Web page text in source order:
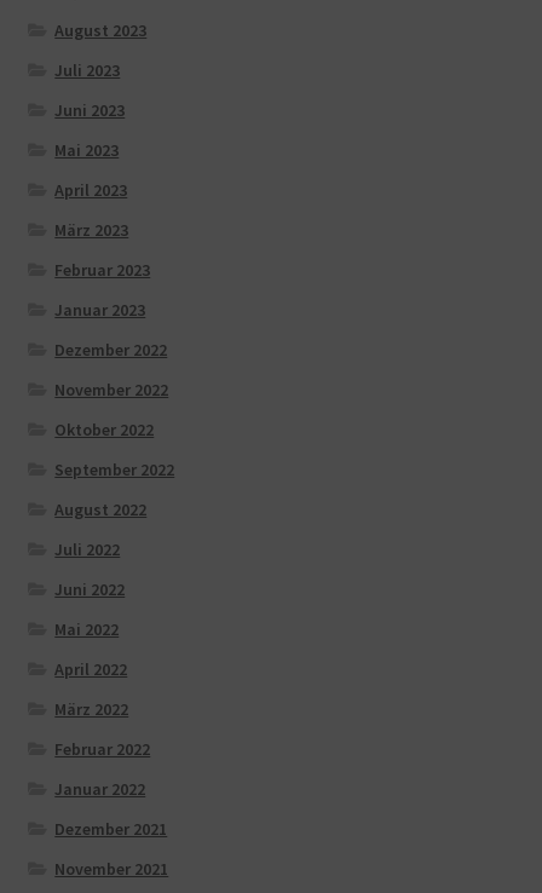
August 2023
Juli 2023
Juni 2023
Mai 2023
April 2023
März 2023
Februar 2023
Januar 2023
Dezember 2022
November 2022
Oktober 2022
September 2022
August 2022
Juli 2022
Juni 2022
Mai 2022
April 2022
März 2022
Februar 2022
Januar 2022
Dezember 2021
November 2021